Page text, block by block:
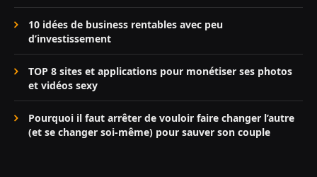
10 idées de business rentables avec peu
d’investissement
TOP 8 sites et applications pour monétiser ses photos
et vidéos sexy
Pourquoi il faut arrêter de vouloir faire changer l’autre
(et se changer soi-même) pour sauver son couple